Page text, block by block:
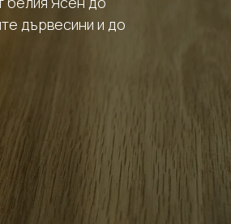
дървесини и до